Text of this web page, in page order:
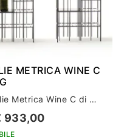
METRICA WINE C
Scopri la libreria portabottiglie Metrica Wine C di Mogg: l'arredamento perfetto per la tua casa
933,00